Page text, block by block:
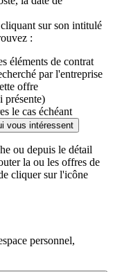
sur son intitulé
:
éléments de contrat
par l'entreprise
offre
présente)
le cas échéant
vous intéressent
ou depuis le détail
la ou les offres de
cliquer sur l'icône
personnel,